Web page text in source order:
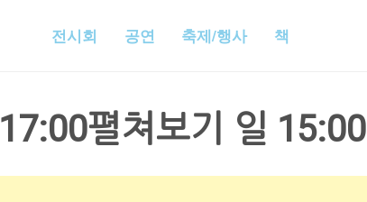
전시회 공연 축제/행사 책
17:00펼쳐보기 일 15:00